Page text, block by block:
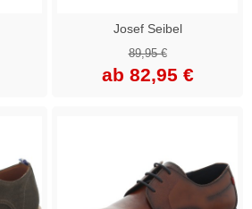
Josef Seibel
89,95 €
ab 82,95 €